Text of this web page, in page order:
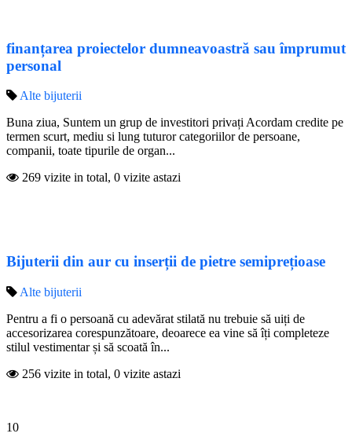
finanțarea proiectelor dumneavoastră sau împrumut
personal
Alte bijuterii
Buna ziua, Suntem un grup de investitori privați Acordam credite pe
termen scurt, mediu si lung tuturor categoriilor de persoane,
companii, toate tipurile de organ...
269 vizite in total, 0 vizite astazi
Bijuterii din aur cu inserții de pietre semiprețioase
Alte bijuterii
Pentru a fi o persoană cu adevărat stilată nu trebuie să uiți de
accesorizarea corespunzătoare, deoarece ea vine să îți completeze
stilul vestimentar și să scoată în...
256 vizite in total, 0 vizite astazi
10